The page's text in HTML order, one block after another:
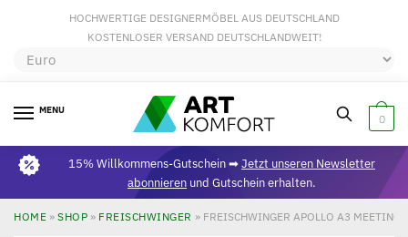
HOCHWERTIGE DESIGNERMÖBEL AUS DEUTSCHLAND
KOSTENLOSER VERSAND DEUTSCHLANDWEIT!
MENU
0
15% Willkommens-Gutschein ➡Jetzt unseren Newsletter
abonnieren und Gutschein erhalten.
HOME » SHOP » FREISCHWINGER » FREISCHWINGER APOLLO A3